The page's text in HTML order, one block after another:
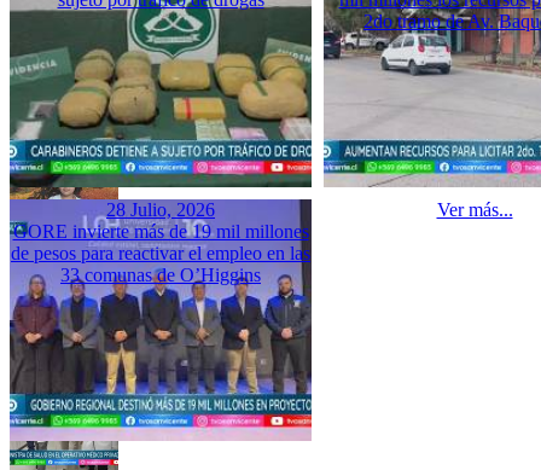
2do tramo de Av.
28 Julio, 2026
GORE invierte más de 19 mil millones
de pesos para reactivar el empleo en las
33 comunas de O’Higgins
Ver más...